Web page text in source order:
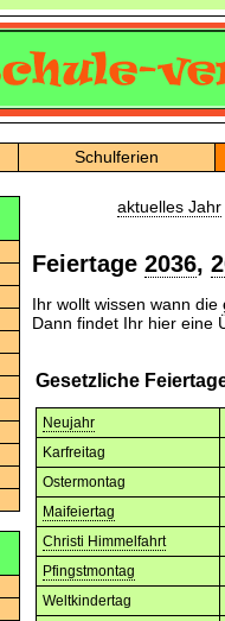
Schulferien
aktuelles Jahr
Feiertage 2036,
Ihr wollt wissen wann die
Dann findet Ihr hier eine
Gesetzliche
Neujahr
Karfreitag
Ostermontag
Maifeiertag
Christi Himmelfahrt
Pfingstmontag
Weltkindertag